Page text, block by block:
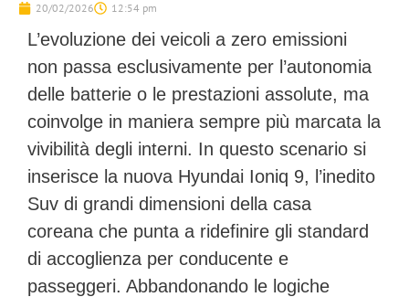
20/02/2026 12:54 pm
L’evoluzione dei veicoli a zero emissioni
non passa esclusivamente per l’autonomia
delle batterie o le prestazioni assolute, ma
coinvolge in maniera sempre più marcata la
vivibilità degli interni. In questo scenario si
inserisce la nuova Hyundai Ioniq 9, l’inedito
Suv di grandi dimensioni della casa
coreana che punta a ridefinire gli standard
di accoglienza per conducente e
passeggeri. Abbandonando le logiche